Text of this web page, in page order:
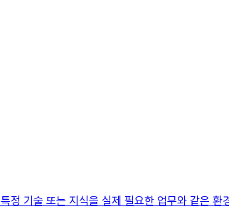
기술 또는 지식을 실제 필요한 업무와 같은